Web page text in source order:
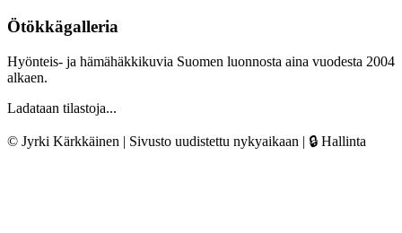
Ötökkägalleria
Hyönteis- ja hämähäkkikuvia Suomen luonnosta aina vuodesta 2004
alkaen.
Ladataan tilastoja...
© Jyrki Kärkkäinen | Sivusto uudistettu nykyaikaan | 🔒 Hallinta